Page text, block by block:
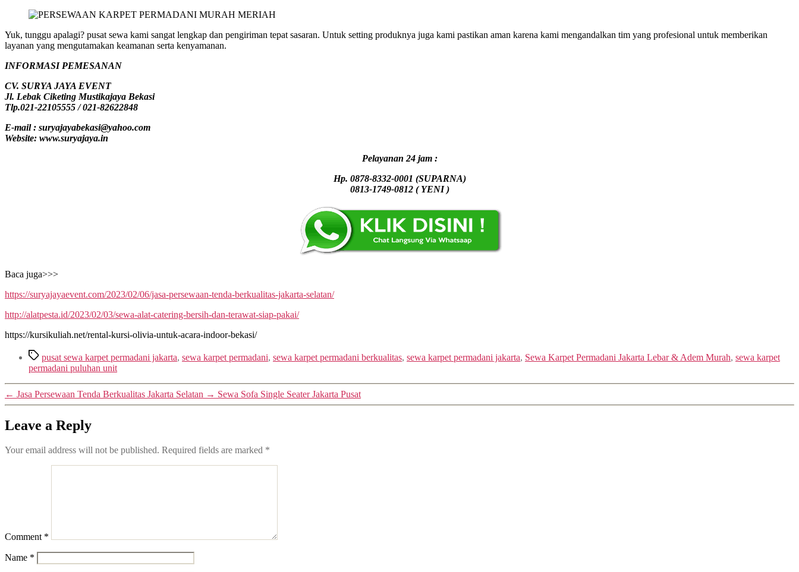
Yuk, tunggu apalagi? pusat sewa kami sangat lengkap dan pengiriman tepat sasaran. Untuk setting produknya juga kami pastikan aman karena kami mengandalkan tim yang profesional untuk memberikan
layanan yang mengutamakan keamanan serta kenyamanan.
INFORMASI PEMESANAN
CV. SURYA JAYA EVENT
Jl. Lebak Ciketing Mustikajaya Bekasi
Tlp.021-22105555 / 021-82622848
E-mail : suryajayabekasi@yahoo.com
Website: www.suryajaya.in
Pelayanan 24 jam :
Hp. 0878-8332-0001 (SUPARNA)
0813-1749-0812 ( YENI )
Baca juga>>>
https://suryajayaevent.com/2023/02/06/jasa-persewaan-tenda-berkualitas-jakarta-selatan/
http://alatpesta.id/2023/02/03/sewa-alat-catering-bersih-dan-terawat-siap-pakai/
https://kursikuliah.net/rental-kursi-olivia-untuk-acara-indoor-bekasi/
Tagspusat sewa karpet permadani jakarta, sewa karpet permadani, sewa karpet permadani berkualitas, sewa karpet permadani jakarta, Sewa Karpet Permadani Jakarta Lebar & Adem Murah, sewa karpet
permadani puluhan unit
← Jasa Persewaan Tenda Berkualitas Jakarta Selatan → Sewa Sofa Single Seater Jakarta Pusat
Leave a Reply
Your email address will not be published. Required fields are marked *
Comment *
Name *